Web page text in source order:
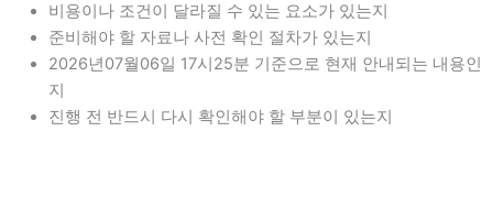
비용이나 조건이 달라질 수 있는 요소가 있는지
준비해야 할 자료나 사전 확인 절차가 있는지
2026년07월06일 17시25분 기준으로 현재 안내되는 내용인
지
진행 전 반드시 다시 확인해야 할 부분이 있는지